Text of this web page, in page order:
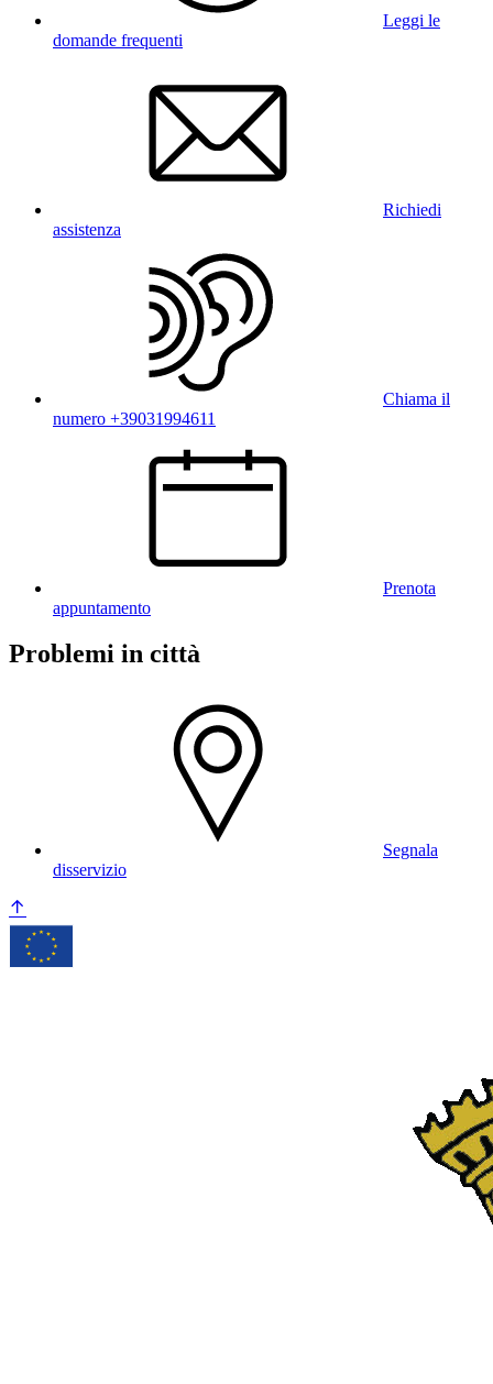
Leggi le
domande frequenti
Richiedi
assistenza
Chiama il
numero +39031994611
Prenota
appuntamento
Problemi in città
Segnala
disservizio